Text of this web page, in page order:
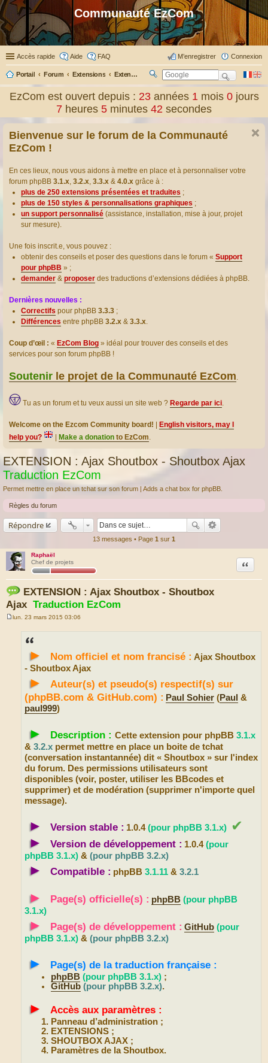
Communauté EzCom
Accès rapide Aide FAQ Connexion
M’enregistrer
Portail Forum Extensions Extensions présentées & traduites
ec
ch
er
EzCom est ouvert depuis : 23 années1 mois0 jours
7 heures 5 minutes 43 secondes
Bienvenue sur le forum de la Communauté
EzCom !
En ces lieux, nous vous aidons à mettre en place et à personnaliser votre
forum phpBB 3.1.x, 3.2.x, 3.3.x & 4.0.x grâce à :
plus de 250 extensions présentées et traduites ;
plus de 150 styles & personnalisations graphiques ;
un support personnalisé (assistance, installation, mise à jour, projet
sur mesure).
Une fois inscrit.e, vous pouvez :
obtenir des conseils et poser des questions dans le forum « Support
pour phpBB » ;
demander & proposer des traductions d’extensions dédiées à phpBB.
Dernières nouvelles :
Correctifs pour phpBB 3.3.3 ;
Différences entre phpBB 3.2.x & 3.3.x.
Coup d’œil : « EzCom Blog » idéal pour trouver des conseils et des
services pour son forum phpBB !
Soutenir le projet de la Communauté EzCom.
Tu as un forum et tu veux aussi un site web ? Regarde par ici.
Welcome on the Ezcom Community board!
English visitors, may I
help you?
Make a donation to EzCom.
EXTENSION : Ajax Shoutbox - Shoutbox Ajax
Traduction EzCom
Permet mettre en place un tchat sur son forum | Adds a chat box for phpBB.
Règles du forum
Répondre
13 messages • Page 1 sur 1
Raphaël
Chef de projets
EXTENSION : Ajax Shoutbox - Shoutbox
Ajax Traduction EzCom
Citation
lun. 23 mars 2015 03:06
► Nom officiel et nom francisé : Ajax Shoutbox
- Shoutbox Ajax
►
Auteur(s) et pseudo(s) respectif(s) sur
(phpBB.com & GitHub.com) : Paul Sohier (Paul &
paul999)
► Description : Cette extension pour phpBB 3.1.x
& 3.2.x permet mettre en place un boite de tchat
(conversation instantannée) dit « Shoutbox » sur l'index
du forum. Des permissions utilisateurs sont
disponibles (voir, poster, utiliser les BBcodes et
supprimer) et de modération (supprimer n'importe quel
message).
► Version stable : 1.0.4(pour phpBB 3.1.x) ✔
►
Version de développement : 1.0.4(pour
phpBB 3.1.x) & (pour phpBB 3.2.x)
► Compatible : phpBB 3.1.11 & 3.2.1
► Page(s) officielle(s) : phpBB (pour phpBB
3.1.x)
► Page(s) de développement : GitHub (pour
phpBB 3.1.x) & (pour phpBB 3.2.x)
► Page(s) de la traduction française :
phpBB (pour phpBB 3.1.x) ;
GitHub (pour phpBB 3.2.x).
► Accès aux paramètres :
Panneau d’administration ;
EXTENSIONS ;
SHOUTBOX AJAX ;
Paramètres de la Shoutbox.